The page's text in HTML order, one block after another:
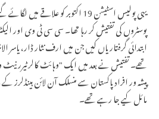
یہی پولیس اسٹیشن 19 اکتوبر کو علاقے میں
پوسٹروں کی تفتیش کر رہا تھا۔ سی سی ٹی وی اور
ابتدائی گرفتاریاں کیں جن میں ارف نثار ڈار، یاسر
تھے۔ تفتیش نے بعد میں ایک "وہائٹ کالر ٹیرر
پیشہ ور افراد پاکستان سے منسلک آن لائن
مائل کیے جا رہے تھے۔